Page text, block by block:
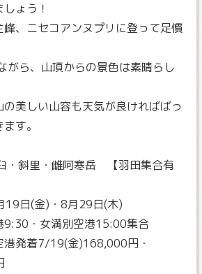
ょう！
、ニセコアンヌプリに登って足慣
がら、山頂からの景色は素晴らし
美しい山容も天気が良ければばっ
す。
・斜里・雌阿寒岳 【羽田集合有
19日(金)・8月29日(木)
9:30・女満別空港15:00集合
港発着7/19(金)168,000円・